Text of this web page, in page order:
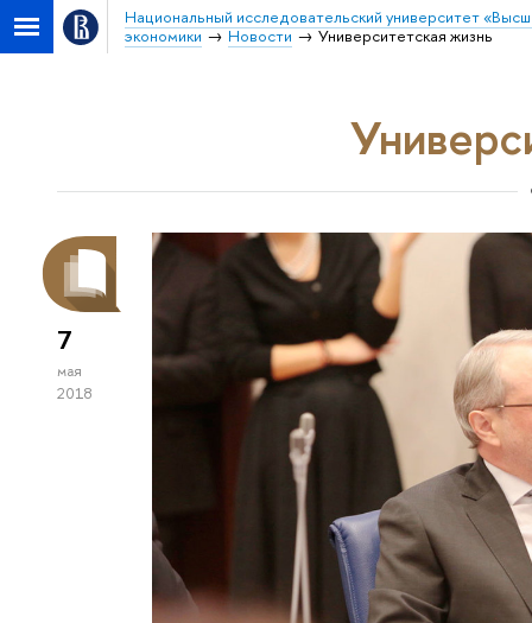
Национальный исследовательский университет
экономики
Новости Университетская жизнь
7
мая
2018